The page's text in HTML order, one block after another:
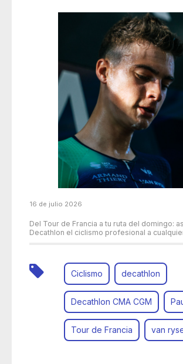
16 de julio 2026
Del Tour de Francia a tu ruta del domingo:
Decathlon el ciclismo profesional a
Ciclismo decathlon
Decathlon CMA CGM
Tour de Francia van